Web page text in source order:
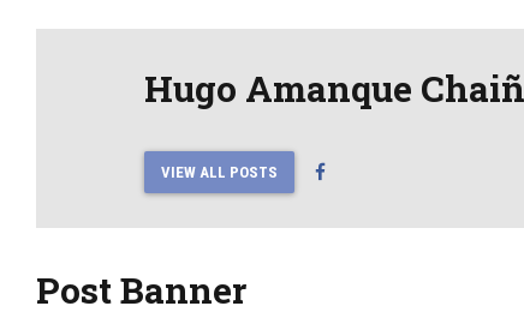
Hugo Amanque
VIEW ALL POSTS
Post Banner